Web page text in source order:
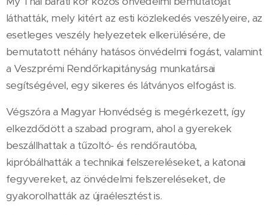
láthatták, mely kitért az esti közlekedés veszélyeire, az
esetleges veszély helyezetek elkerülésére, de
bemutatott néhány hatásos önvédelmi fogást, valamint
a Veszprémi Rendőrkapitányság munkatársai
segítségével, egy sikeres és látványos elfogást is.
Végszóra a Magyar Honvédség is megérkezett, így
elkezdődött a szabad program, ahol a gyerekek
beszállhattak a tűzoltó- és rendőrautóba,
kipróbálhatták a technikai felszereléseket, a katonai
fegyvereket, az önvédelmi felszereléseket, de
gyakorolhatták az újraélesztést is.